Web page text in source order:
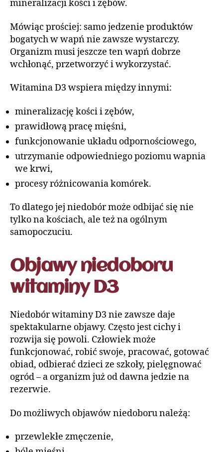
mineralizacji kości i zębów.
Mówiąc prościej: samo jedzenie produktów
bogatych w wapń nie zawsze wystarczy.
Organizm musi jeszcze ten wapń dobrze
wchłonąć, przetworzyć i wykorzystać.
Witamina D3 wspiera między innymi:
mineralizację kości i zębów,
prawidłową pracę mięśni,
funkcjonowanie układu odpornościowego,
utrzymanie odpowiedniego poziomu wapnia
we krwi,
procesy różnicowania komórek.
To dlatego jej niedobór może odbijać się nie
tylko na kościach, ale też na ogólnym
samopoczuciu.
Objawy niedoboru
witaminy D3
Niedobór witaminy D3 nie zawsze daje
spektakularne objawy. Często jest cichy i
rozwija się powoli. Człowiek może
funkcjonować, robić swoje, pracować, gotować
obiad, odbierać dzieci ze szkoły, pielęgnować
ogród – a organizm już od dawna jedzie na
rezerwie.
Do możliwych objawów niedoboru należą:
przewlekłe zmęczenie,